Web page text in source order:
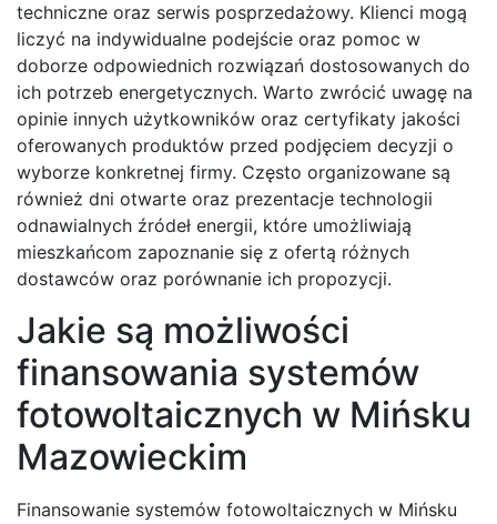
techniczne oraz serwis posprzedażowy. Klienci mogą
liczyć na indywidualne podejście oraz pomoc w
doborze odpowiednich rozwiązań dostosowanych do
ich potrzeb energetycznych. Warto zwrócić uwagę na
opinie innych użytkowników oraz certyfikaty jakości
oferowanych produktów przed podjęciem decyzji o
wyborze konkretnej firmy. Często organizowane są
również dni otwarte oraz prezentacje technologii
odnawialnych źródeł energii, które umożliwiają
mieszkańcom zapoznanie się z ofertą różnych
dostawców oraz porównanie ich propozycji.
Jakie są możliwości
finansowania systemów
fotowoltaicznych w Mińsku
Mazowieckim
Finansowanie systemów fotowoltaicznych w Mińsku